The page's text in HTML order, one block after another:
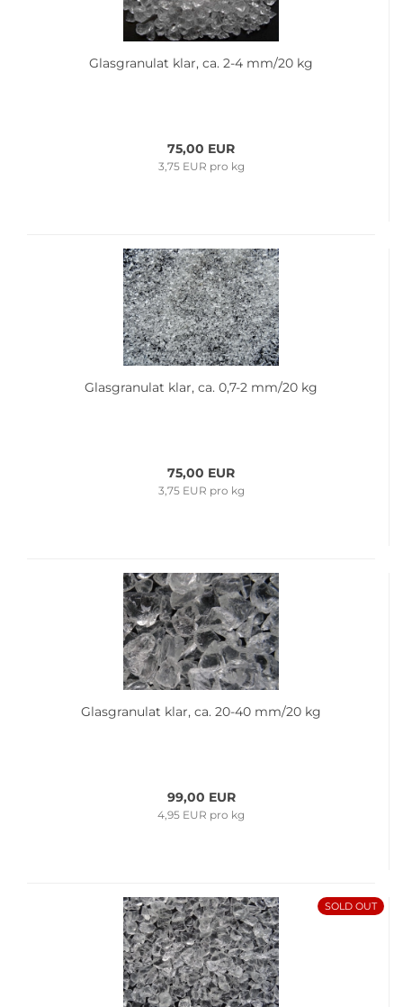
Glas­gra­nu­lat klar, ca. 2-4 mm/20 kg
75,00 EUR
3,75 EUR pro kg
Glas­gra­nu­lat klar, ca. 0,7-2 mm/20 kg
75,00 EUR
3,75 EUR pro kg
Glas­gra­nu­lat klar, ca. 20-40 mm/20 kg
99,00 EUR
4,95 EUR pro kg
SOLD OUT